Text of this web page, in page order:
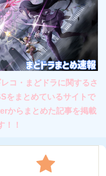
コ・まどドラに関するさ
をまとめているサイトで
からまとめた記事を掲載
！！